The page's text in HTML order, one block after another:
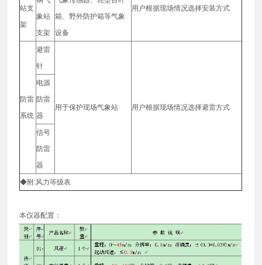
站支
架
象站
支架
箱、野外防护箱等气象
设备
用户根据现场情况选择安装方式
防雷
系统
避雷
针
用于保护现场气象站 用户根据现场情况选择避雷方式
电源
防雷
器
信号
防雷
器
◆附:风力等级表
本仪器配置：